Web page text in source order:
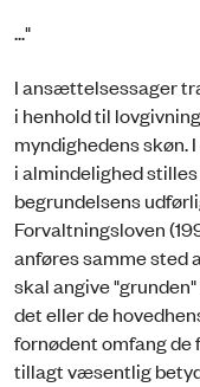
..."
I ansættelsessager
i henhold til
myndighedens
i almindelighed
begrundelsens
Forvaltningsloven
anføres samme sted
skal angive
det eller de
fornødent omfang
tillagt væsentlig